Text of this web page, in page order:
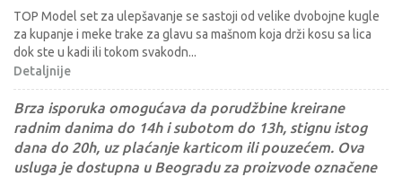
TOP Model set za ulepšavanje se sastoji od velike dvobojne kugle
za kupanje i meke trake za glavu sa mašnom koja drži kosu sa lica
dok ste u kadi ili tokom svakodn...
Detaljnije
Brza isporuka omogućava da porudžbine kreirane
radnim danima do 14h i subotom do 13h, stignu istog
dana do 20h, uz plaćanje karticom ili pouzećem. Ova
usluga je dostupna u Beogradu za proizvode označene